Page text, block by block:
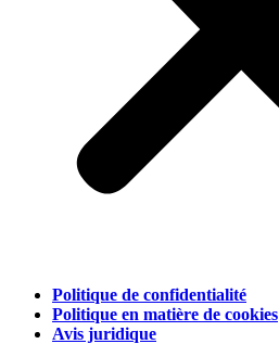
Politique de confidentialité
Politique en matière de cookies
Avis juridique